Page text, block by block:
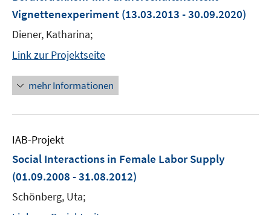
Vignettenexperiment (13.03.2013 - 30.09.2020)
Diener, Katharina;
Link zur Projektseite
mehr Informationen
IAB-Projekt
Social Interactions in Female Labor Supply
(01.09.2008 - 31.08.2012)
Schönberg, Uta;